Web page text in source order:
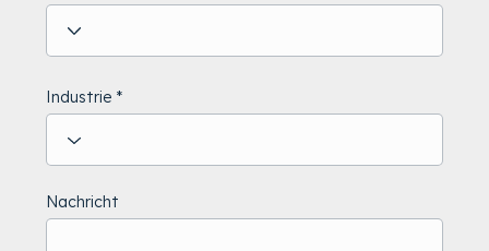
Industrie
Nachricht